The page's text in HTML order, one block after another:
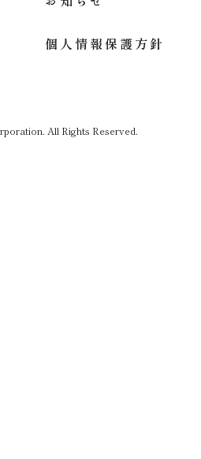
個人情報保護方針
All Rights Reserved.